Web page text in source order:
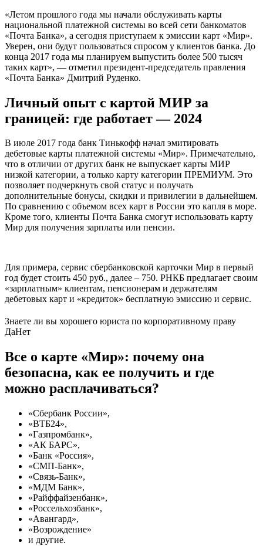
«Летом прошлого года мы начали обслуживать карты
национальной платежной системы во всей сети банкоматов
«Почта Банка», а сегодня приступаем к эмиссии карт «Мир».
Уверен, они будут пользоваться спросом у клиентов банка. До
конца 2017 года мы планируем выпустить более 500 тысяч
таких карт», — отметил президент-председатель правления
«Почта Банка» Дмитрий Руденко.
Личный опыт с картой МИР за
границей: где работает — 2024
В июле 2017 года банк Тинькофф начал эмитировать
дебетовые карты платежной системы «Мир». Примечательно,
что в отличии от других банк не выпускает карты МИР
низкой категории, а только карту категории ПРЕМИУМ. Это
позволяет подчеркнуть свой статус и получать
дополнительные бонусы, скидки и привилегии в дальнейшем.
По сравнению с объемом всех карт в России это капля в море.
Кроме того, клиенты Почта Банка смогут использовать карту
Мир для получения зарплаты или пенсии.
Для примера, сервис сбербанковской карточки Мир в первый
год будет стоить 450 руб., далее – 750. РНКБ предлагает своим
«зарплатным» клиентам, пенсионерам и держателям
дебетовых карт и «кредиток» бесплатную эмиссию и сервис.
Знаете ли вы хорошего юриста по корпоративному праву
ДаНет
Все о карте «Мир»: почему она
безопасна, как ее получить и где
можно расплачиваться?
«Сбербанк России»,
«ВТБ24»,
«Газпромбанк»,
«АК БАРС»,
«Банк «Россия»,
«СМП-Банк»,
«Связь-Банк»,
«МДМ Банк»,
«Райффайзенбанк»,
«Россельхозбанк»,
«Авангард»,
«Возрождение»
и другие.